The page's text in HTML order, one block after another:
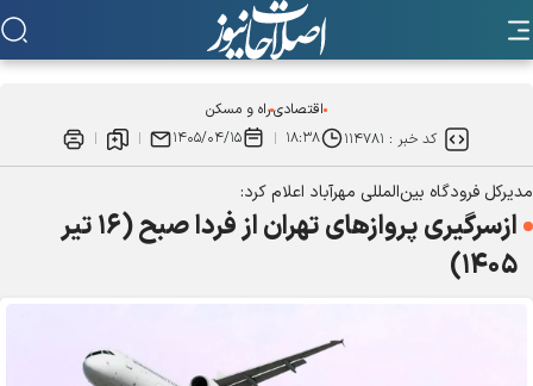
اقتصادیراه و مسکن
کد خبر : ۱۱۴۷۸۱ ۱۸:۳۸ ۱۴۰۵/۰۴/۱۵
مدیرکل فرودگاه بین‌المللی مهرآباد اعلام کرد:
ازسرگیری پرواز‌های تهران از فردا صبح (۱۶ تیر
۱۴۰۵)